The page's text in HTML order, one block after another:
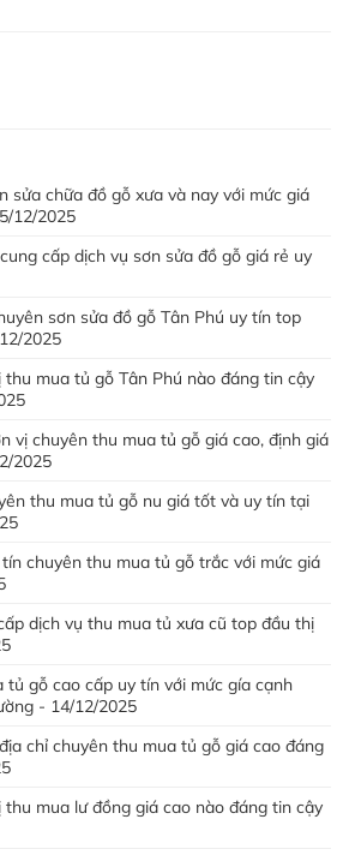
sửa chữa đồ gỗ xưa và nay với mức giá
12/2025
cấp dịch vụ sơn sửa đồ gỗ giá rẻ uy
sơn sửa đồ gỗ Tân Phú uy tín top
2025
thu mua tủ gỗ Tân Phú nào đáng tin cậy
vị chuyên thu mua tủ gỗ giá cao, định giá
2025
thu mua tủ gỗ nu giá tốt và uy tín tại
chuyên thu mua tủ gỗ trắc với mức giá
dịch vụ thu mua tủ xưa cũ top đầu thị
tủ gỗ cao cấp uy tín với mức gía cạnh
- 14/12/2025
chỉ chuyên thu mua tủ gỗ giá cao đáng
thu mua lư đồng giá cao nào đáng tin cậy